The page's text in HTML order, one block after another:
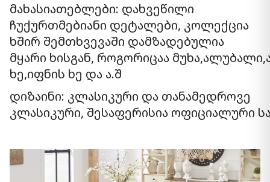
მახასიათებლები: დახვეწილი
ჩუქურთმებიანი დეტალები, კოლექცია
ხშირ შემთხვევაში დამზადებულია
მყარი ხისგან, როგორიცაა
ხე,იფნის ხე და ა.შ
დიზაინი: კლასიკური და თანამედროვე
კლასიკური, შესაფერისია ოფიციალური